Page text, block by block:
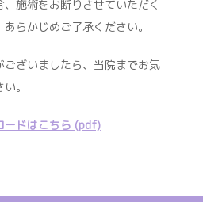
施術をお断りさせていただく
らかじめご了承ください。
ざいましたら、当院までお気
。
ードはこちら (pdf)